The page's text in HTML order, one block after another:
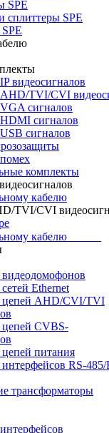
SPE
сплиттеры SPE
видеосигналов
TVI/CVI
сигналов
сигналов
сигналов
комплекты
кабелю
TVI/CVI
кабелю⠀⠀⠀⠀
видеодомофонов
Ethernet
цепей AHD/CVI/TVI
цепей CVBS-
цепей питания
интерфейсов RS-485/
трансформаторы